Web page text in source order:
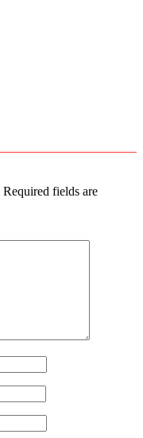
Required fields are